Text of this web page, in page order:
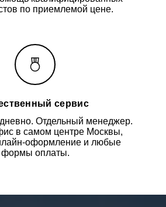
по приемлемой цене.
сервис
Отдельный менеджер.
в самом центре Москвы,
оформление и любые
формы оплаты.